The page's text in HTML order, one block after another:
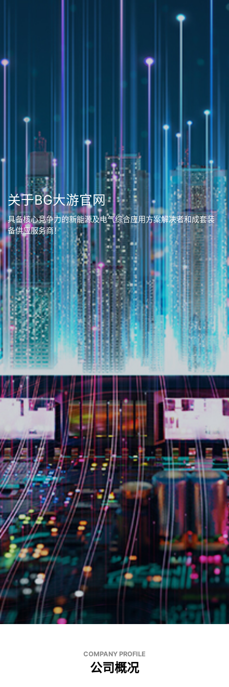
关于BG大游官网
具备核心竞争力的新能源及电气综合应用方案解决者和成套装
备供应服务商！
COMPANY PROFILE
公司概况